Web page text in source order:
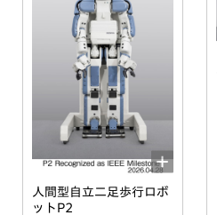
人間型自立二足歩行ロボ
ットP2